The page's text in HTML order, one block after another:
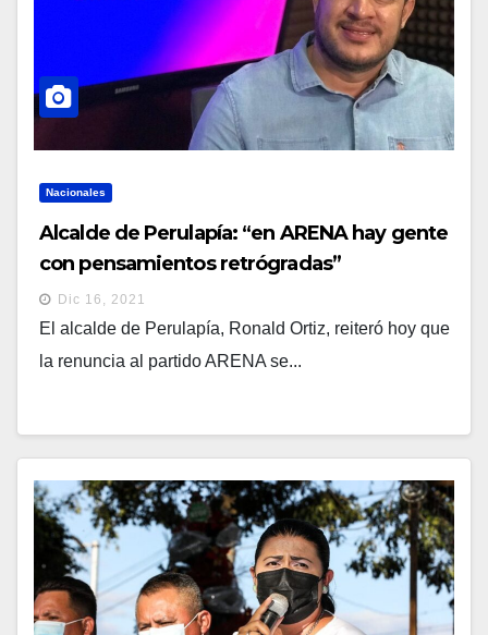
Nacionales
Alcalde de Perulapía: “en ARENA hay gente
con pensamientos retrógradas”
Dic 16, 2021
El alcalde de Perulapía, Ronald Ortiz, reiteró hoy que
la renuncia al partido ARENA se...